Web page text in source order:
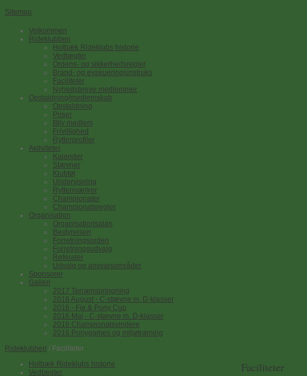
Sitemap
Velkommen
Rideklubben
Holbæk Rideklubs historie
Vedtægter
Ordens- og sikkerhedsregler
Brand- og evakueringsinstruks
Faciliteter
Nyhedsbreve medlemmer
Opstaldning/medlemskab
Opstaldning
Priser
Bliv medlem
Frivillighed
Rytterprofiler
Aktiviteter
Kalender
Stævner
Klubtøj
Undervisning
Ryttermærker
Championater
Championatsregler
Organisation
Organisationsplan
Bestyrelsen
Forretningsorden
Forretningsudvalg
Referater
Udvalg og ansvarsområder
Sponsorer
Galleri
2017 Terrænspringning
2016 August - C-stævne m. D-klasser
2016 - Fie & Pony Cup
2016 Maj - C-stævne m. D-klasser
2016 Championatsvindere
2016 Ponygames og miljøtræning
Rideklubben / Faciliteter
Holbæk Rideklubs historie
Vedtægter
Faciliteter